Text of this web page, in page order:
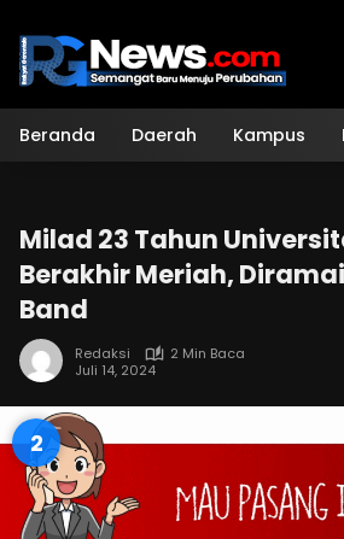
konten
Beranda Daerah Kampus
Milad 23 Tahun
Berakhir Meriah,
Band
Redaksi
2 Min Baca
Juli 14, 2024
1